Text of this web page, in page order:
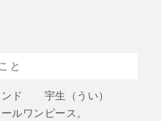
と
ンド 宇生（うい）
ルワンピース。